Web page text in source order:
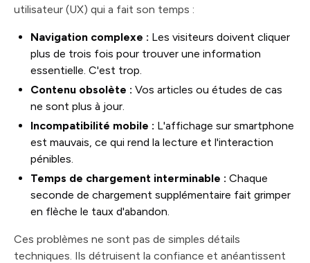
utilisateur (UX) qui a fait son temps :
Navigation complexe : Les visiteurs doivent cliquer
plus de trois fois pour trouver une information
essentielle. C'est trop.
Contenu obsolète : Vos articles ou études de cas
ne sont plus à jour.
Incompatibilité mobile : L'affichage sur smartphone
est mauvais, ce qui rend la lecture et l'interaction
pénibles.
Temps de chargement interminable : Chaque
seconde de chargement supplémentaire fait grimper
en flèche le taux d'abandon.
Ces problèmes ne sont pas de simples détails
techniques. Ils détruisent la confiance et anéantissent